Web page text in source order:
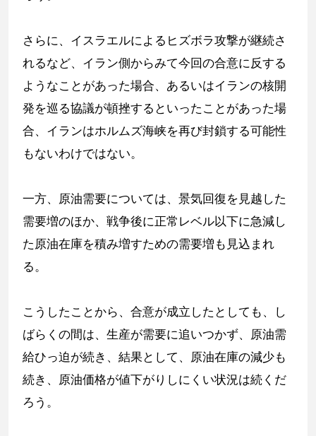
さらに、イスラエルによるヒズボラ攻撃が継続さ
れるなど、イラン側からみて今回の合意に反する
ようなことがあった場合、あるいはイランの核開
発を巡る協議が頓挫するといったことがあった場
合、イランはホルムズ海峡を再び封鎖する可能性
もないわけではない。
一方、原油需要については、景気回復を見越した
需要増のほか、戦争後に正常レベル以下に急減し
た原油在庫を積み増すための需要増も見込まれ
る。
こうしたことから、合意が成立したとしても、し
ばらくの間は、生産が需要に追いつかず、原油需
給ひっ迫が続き、結果として、原油在庫の減少も
続き、原油価格が値下がりしにくい状況は続くだ
ろう。